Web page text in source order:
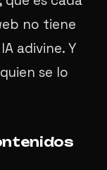
no tiene
adivine. Y
se lo